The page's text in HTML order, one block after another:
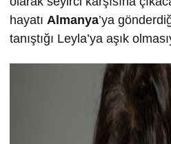
hayatı Almanya’ya
tanıştığı Leyla’ya aşık